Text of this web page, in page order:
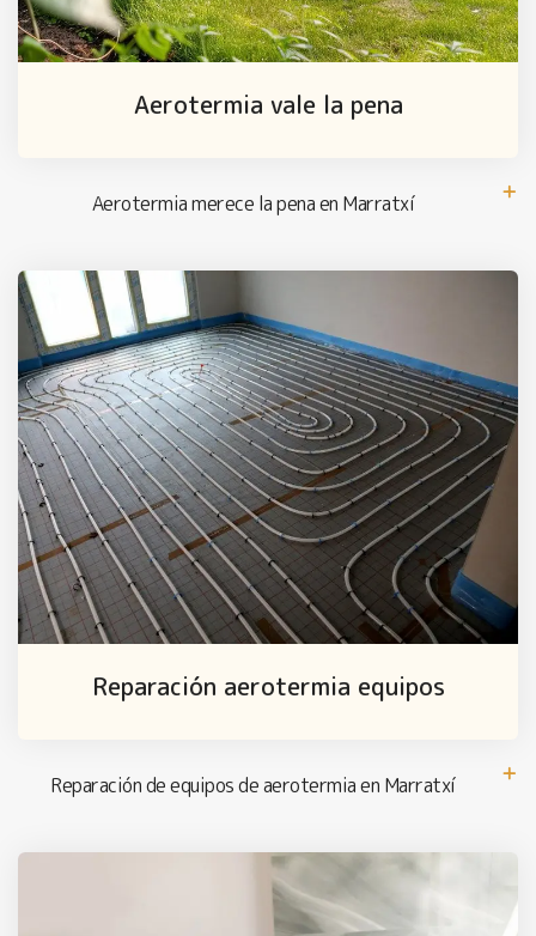
Aerotermia vale la pena
Aerotermia merece la pena en Marratxí
Reparación aerotermia equipos
Reparación de equipos de aerotermia en Marratxí